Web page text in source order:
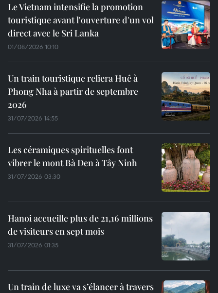
Le Vietnam intensifie la promotion
touristique avant l'ouverture d'un vol
direct avec le Sri Lanka
01/08/2026 10:10
Un train touristique reliera Huê à
Phong Nha à partir de septembre
2026
31/07/2026 14:55
Les céramiques spirituelles font
vibrer le mont Bà Den à Tây Ninh
31/07/2026 03:30
Hanoi accueille plus de 21,16 millions
de visiteurs en sept mois ​
31/07/2026 01:35
Un train de luxe va s’élancer à travers